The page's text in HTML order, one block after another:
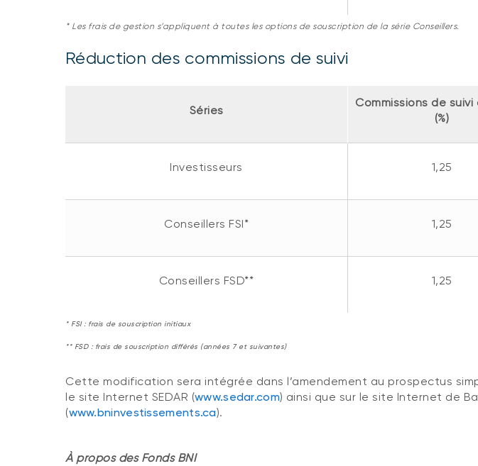
* Les frais de gestion s’appliquent à toutes les options de souscription de la série Conseillers.
Réduction des commissions de suivi
Séries
Commissions de
(%)
Investisseurs 1,25
Conseillers FSI* 1,25
Conseillers FSD** 1,25
* FSI : frais de souscription initiaux
** FSD : frais de souscription différés (années 7 et suivantes)
Cette modification sera intégrée dans l’amendement au prospectus
le site Internet SEDAR (www.sedar.com) ainsi que sur le site Internet de
(www.bninvestissements.ca).
À propos des Fonds BNI